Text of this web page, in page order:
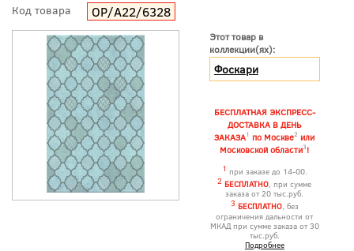
Код товара OP/A22/6328
Этот товар в
коллекции(ях):
Фоскари
БЕСПЛАТНАЯ ЭКСПРЕСС-
ДОСТАВКА В ДЕНЬ
ЗАКАЗА1 по Москве2 или
Московской области3!
1 при заказе до 14-00.
2 БЕСПЛАТНО, при сумме
заказа от 20 тыс.руб.
3 БЕСПЛАТНО, без
ограничения дальности от
МКАД при сумме заказа от 30
тыс.руб.
Подробнее